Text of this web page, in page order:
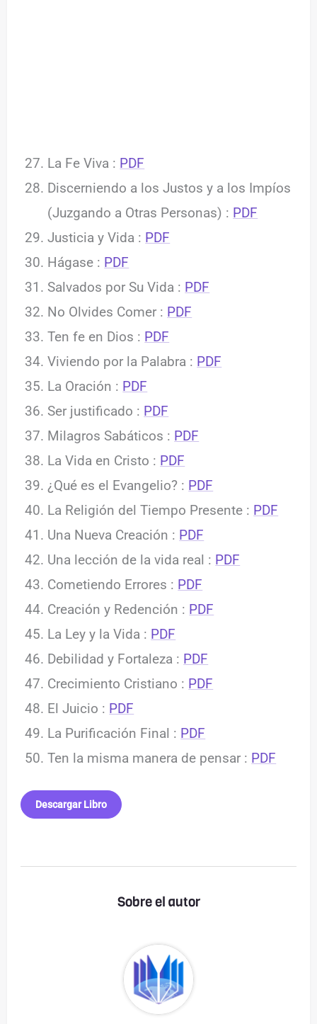
La Fe Viva : PDF
Discerniendo a los Justos y a los Impíos
(Juzgando a Otras Personas) : PDF
Justicia y Vida : PDF
Hágase : PDF
Salvados por Su Vida : PDF
No Olvides Comer : PDF
Ten fe en Dios : PDF
Viviendo por la Palabra : PDF
La Oración : PDF
Ser justificado : PDF
Milagros Sabáticos : PDF
La Vida en Cristo : PDF
¿Qué es el Evangelio? : PDF
La Religión del Tiempo Presente : PDF
Una Nueva Creación : PDF
Una lección de la vida real : PDF
Cometiendo Errores : PDF
Creación y Redención : PDF
La Ley y la Vida : PDF
Debilidad y Fortaleza : PDF
Crecimiento Cristiano : PDF
El Juicio : PDF
La Purificación Final : PDF
Ten la misma manera de pensar : PDF
Descargar Libro
Sobre el autor